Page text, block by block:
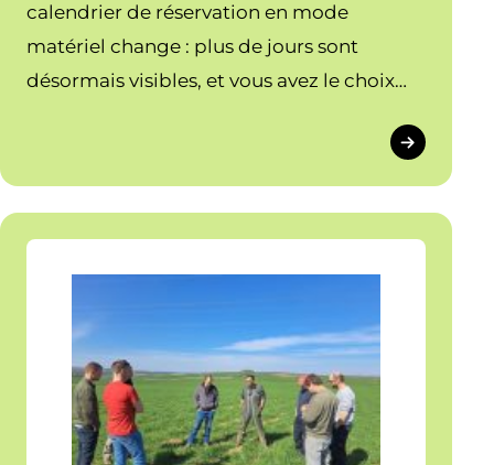
calendrier de réservation en mode
matériel change : plus de jours sont
désormais visibles, et vous avez le choix
Découvrez les nouvelles fonctionnalités.